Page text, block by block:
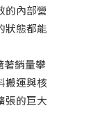
的內部營
狀態都能
著銷量攀
搬運與核
張的巨大